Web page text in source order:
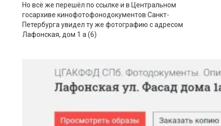
Но всё же перешёл по ссылке и в Центральном
госархиве кинофотофонодокументов Санкт-
Петербурга увидел ту же фотографию с адресом
Лафонская, дом 1 а (6)